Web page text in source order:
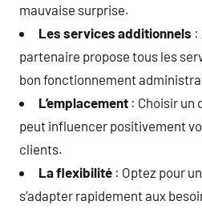
mauvaise surprise.
Les services additionnels :
partenaire propose tous les
bon fonctionnement
L’emplacement : Choisir un
peut influencer positivement
clients.
La flexibilité : Optez pour
s’adapter rapidement aux